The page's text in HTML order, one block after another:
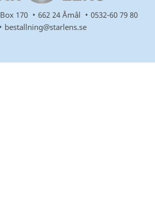
Box 170 662 24 Åmål
0532-60 79 80
bestallning@starlens.se